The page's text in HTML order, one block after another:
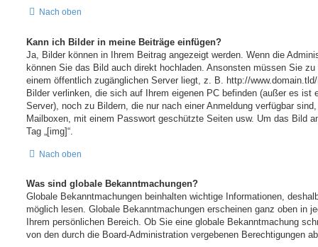
Nach oben
Kann ich Bilder in meine Beiträge einfügen?
Ja, Bilder können in Ihrem Beitrag angezeigt werden. Wenn die
können Sie das Bild auch direkt hochladen. Ansonsten müssen Sie
einem öffentlich zugänglichen Server liegt, z. B. http://
Bilder verlinken, die sich auf Ihrem eigenen PC befinden (außer es ist
Server), noch zu Bildern, die nur nach einer Anmeldung verfügbar
Mailboxen, mit einem Passwort geschützte Seiten usw. Um das Bild
Tag „[img]“.
Nach oben
Was sind globale Bekanntmachungen?
Globale Bekanntmachungen beinhalten wichtige Informationen,
möglich lesen. Globale Bekanntmachungen erscheinen ganz oben in
Ihrem persönlichen Bereich. Ob Sie eine globale Bekanntmachung
von den durch die Board-Administration vergebenen Berechtigungen